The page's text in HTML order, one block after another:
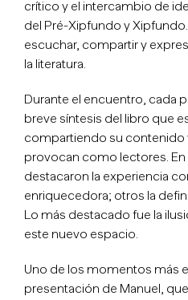
crítico y el intercambio de
del Pré-Xipfundo y Xipfundo.
escuchar, compartir y
la literatura.
Durante el encuentro, cada
breve síntesis del libro que
compartiendo su contenido
provocan como lectores.
destacaron la experiencia
enriquecedora; otros la
Lo más destacado fue la
este nuevo espacio.
Uno de los momentos más
presentación de Manuel,